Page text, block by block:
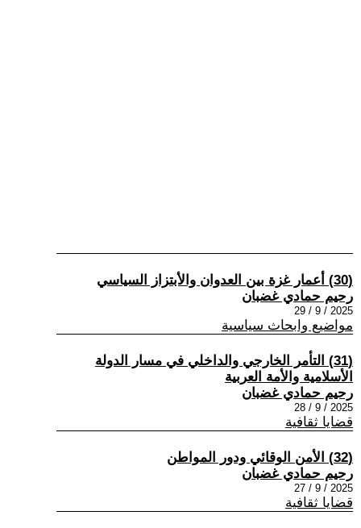
(30) أعمار غزة بين العدوان والأبتزاز السياسي
رحيم حمادي غضبان
2025 / 9 / 29
مواضيع وابحاث سياسية
(31) التأمر الخارجي والداخلي في مسار الدولة
الأسلامية والأمة العربية
رحيم حمادي غضبان
2025 / 9 / 28
قضايا ثقافية
(32) الأمن الوقائي ودور المواطن
رحيم حمادي غضبان
2025 / 9 / 27
قضايا ثقافية